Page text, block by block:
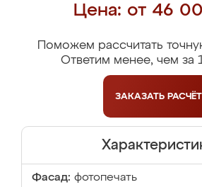
Цена: от 46
Поможем рассчитать
Ответим менее, чем за
ЗАКАЗАТЬ РАСЧЁТ
Фасад: фотопечать